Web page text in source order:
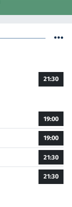
21:30
19:00
19:00
21:30
21:30